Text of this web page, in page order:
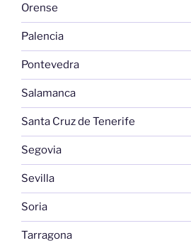
Orense
Palencia
Pontevedra
Salamanca
Santa Cruz de Tenerife
Segovia
Sevilla
Soria
Tarragona